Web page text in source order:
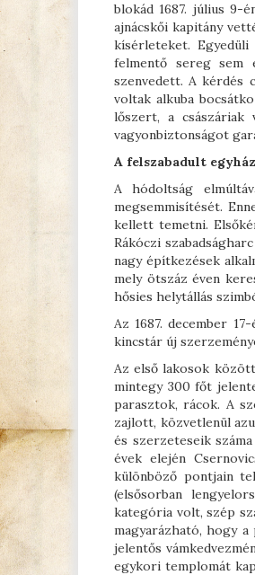
blokád 1687. július 9-
ajnácskői kapitány
kísérleteket.
felmentő sereg sem
szenvedett. A kérdés
voltak alkuba
lőszert, a császáriak
vagyonbiztonságot
A felszabadult
A hódoltság
megsemmisítését.
kellett temetni.
Rákóczi
nagy építkezések
mely ötszáz éven
hősies helytállás
Az 1687. december
kincstár új
Az első lakosok
mintegy 300 főt
parasztok, rácok. A
zajlott, közvetlenül
és szerzeteseik
évek elején
különböző pontjain
(elsősorban
kategória volt, szép
magyarázható, hogy
jelentős
egykori templomát